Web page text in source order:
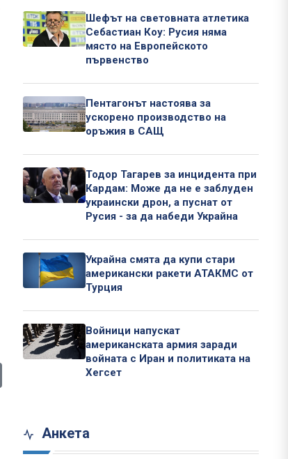
Шефът на световната атлетика
Себастиан Коу: Русия няма
място на Европейското
първенство
Пентагонът настоява за
ускорено производство на
оръжия в САЩ
Тодор Тагарев за инцидента при
Кардам: Може да не е заблуден
украински дрон, а пуснат от
Русия - за да набеди Украйна
Украйна смята да купи стари
американски ракети АТАКМС от
Турция
Войници напускат
американската армия заради
войната с Иран и политиката на
Хегсет
Анкета